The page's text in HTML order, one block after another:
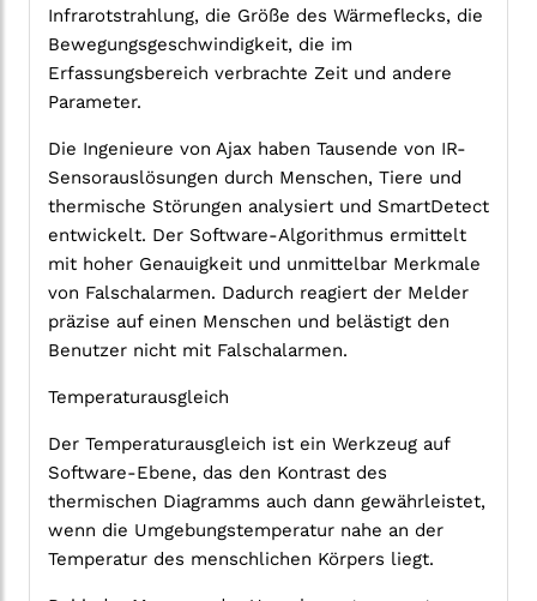
Infrarotstrahlung, die Größe des Wärmeflecks, die
Bewegungsgeschwindigkeit, die im
Erfassungsbereich verbrachte Zeit und andere
Parameter.
Die Ingenieure von Ajax haben Tausende von IR-
Sensorauslösungen durch Menschen, Tiere und
thermische Störungen analysiert und SmartDetect
entwickelt. Der Software-Algorithmus ermittelt
mit hoher Genauigkeit und unmittelbar Merkmale
von Falschalarmen. Dadurch reagiert der Melder
präzise auf einen Menschen und belästigt den
Benutzer nicht mit Falschalarmen.
Temperaturausgleich
Der Temperaturausgleich ist ein Werkzeug auf
Software-Ebene, das den Kontrast des
thermischen Diagramms auch dann gewährleistet,
wenn die Umgebungstemperatur nahe an der
Temperatur des menschlichen Körpers liegt.